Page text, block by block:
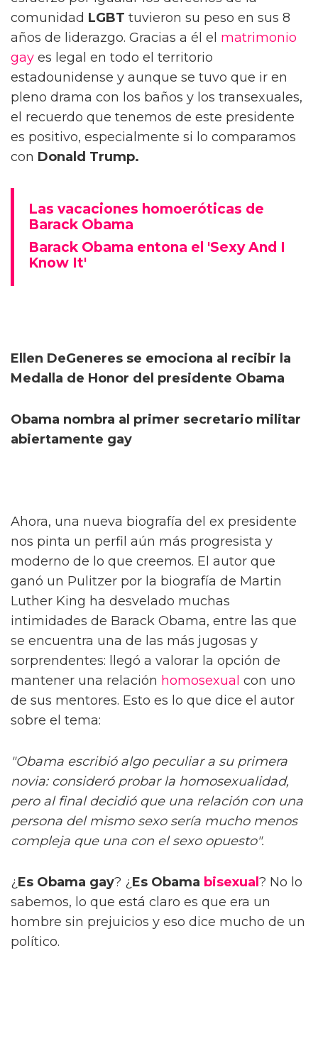
comunidad LGBT tuvieron su peso en sus 8
años de liderazgo. Gracias a él el matrimonio
gay es legal en todo el territorio
estadounidense y aunque se tuvo que ir en
pleno drama con los baños y los transexuales,
el recuerdo que tenemos de este presidente
es positivo, especialmente si lo comparamos
con Donald Trump.
Las vacaciones homoeróticas de
Barack Obama
Barack Obama entona el 'Sexy And I
Know It'
Ellen DeGeneres se emociona al recibir la
Medalla de Honor del presidente Obama
Obama nombra al primer secretario militar
abiertamente gay
Ahora, una nueva biografía del ex presidente
nos pinta un perfil aún más progresista y
moderno de lo que creemos. El autor que
ganó un Pulitzer por la biografía de Martin
Luther King ha desvelado muchas
intimidades de Barack Obama, entre las que
se encuentra una de las más jugosas y
sorprendentes: llegó a valorar la opción de
mantener una relación homosexual con uno
de sus mentores. Esto es lo que dice el autor
sobre el tema:
"Obama escribió algo peculiar a su primera
novia: consideró probar la homosexualidad,
pero al final decidió que una relación con una
persona del mismo sexo sería mucho menos
compleja que una con el sexo opuesto".
¿ Es Obama gay? ¿ Es Obama bisexual ? No lo
sabemos, lo que está claro es que era un
hombre sin prejuicios y eso dice mucho de un
político.